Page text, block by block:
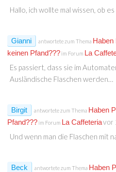
Hallo, ich wollte mal wissen, ob
Gianni antwortete zum Thema Haben
keinen Pfand??? im Forum La
Es passiert, dass sie im
Ausländische Flaschen werden…
Birgit antwortete zum Thema Haben
Pfand??? im Forum La Caffeteriavor
Und wenn man die Flaschen mit
Beck antwortete zum Thema Haben